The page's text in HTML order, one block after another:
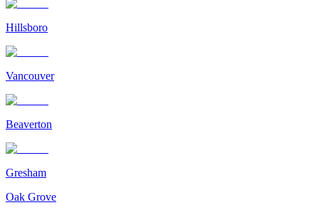
Hillsboro
Vancouver
Beaverton
Gresham
Oak Grove